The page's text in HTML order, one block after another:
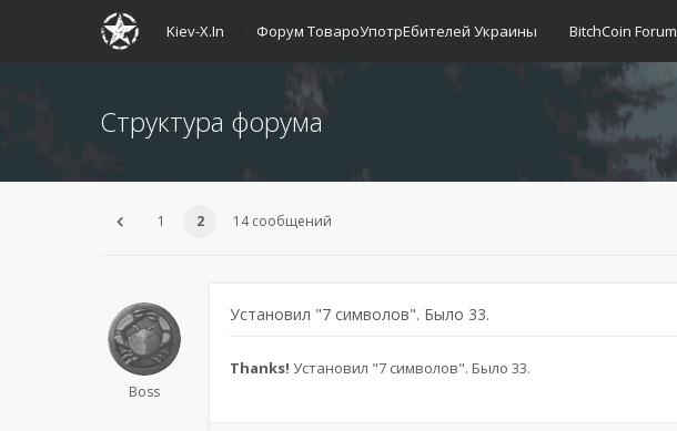
Kiev-X.In Форум ТовароУпотрЕбителей Украины BitchCoin Forum
Структура форума
1 2 14 сообщений
Boss
Установил "7 символов". Было 33.
Thanks! Установил "7 символов". Было 33.